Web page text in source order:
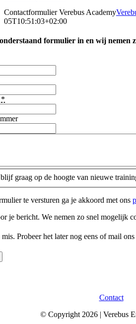
Contactformulier Verebus Academy
05T10:51:03+02:00
formulier in en wij nemen
*
graag op de hoogte van nieuwe
te versturen ga je akkoord met ons
je bericht. We nemen zo snel mogelijk
Probeer het later nog eens of mail
Contact
© Copyright 2026 | Verebus